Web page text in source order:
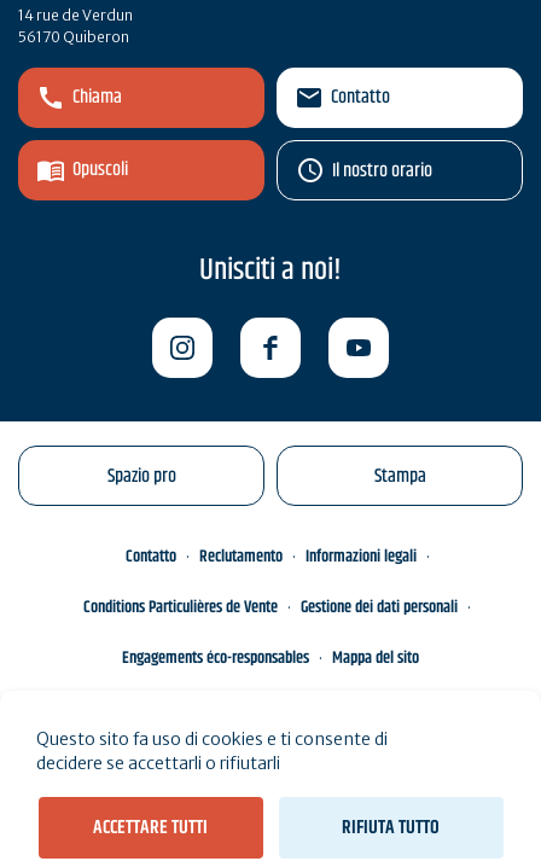
14 rue de Verdun
56170 Quiberon
Chiama
Opuscoli
Contatto
Il nostro orario
Unisciti a noi!
Spazio pro Stampa
Contatto Reclutamento
Informazioni legali
Conditions Particulières de Vente
Gestione dei dati personali
Engagements éco-responsables
Mappa del sito
Questo sito fa uso di cookies e ti consente di
decidere se accettarli o rifiutarli
ACCETTARE TUTTI RIFIUTA TUTTO